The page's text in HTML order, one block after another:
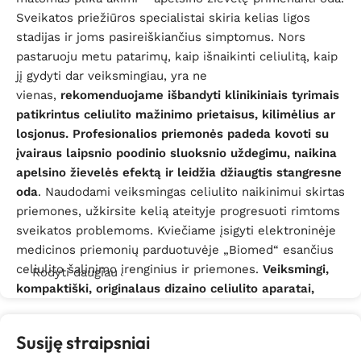
Sveikatos priežiūros specialistai skiria kelias ligos
stadijas ir joms pasireiškiančius simptomus. Nors
pastaruoju metu patarimų, kaip išnaikinti celiulitą, kaip
jį gydyti dar veiksmingiau, yra ne
vienas, rekomenduojame išbandyti klinikiniais tyrimais
patikrintus celiulito mažinimo prietaisus, kilimėlius ar
losjonus. Profesionalios priemonės padeda kovoti su
įvairaus laipsnio poodinio sluoksnio uždegimu, naikina
apelsino žievelės efektą ir leidžia džiaugtis stangresne
oda. Naudodami veiksmingas celiulito naikinimui skirtas
priemones, užkirsite kelią ateityje progresuoti rimtoms
sveikatos problemoms. Kviečiame įsigyti elektroninėje
medicinos priemonių parduotuvėje „Biomed“ esančius
celiulito šalinimo įrenginius ir priemones. Veiksmingi,
kompaktiški, originalaus dizaino celiulito aparatai,
gerina kraujo apytakos ratą, į kiekvieną odos ląstelę
Rodyti daugiau
Susiję straipsniai